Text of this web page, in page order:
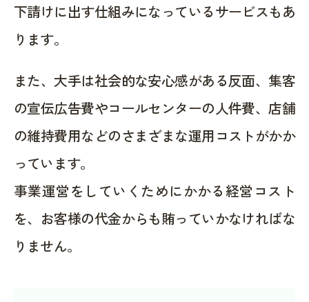
下請けに出す仕組みになっているサービスもあ
ります。
また、大手は社会的な安心感がある反面、集客
の宣伝広告費やコールセンターの人件費、店舗
の維持費用などのさまざまな運用コストがかか
っています。
事業運営をしていくためにかかる経営コスト
を、お客様の代金からも賄っていかなければな
りません。